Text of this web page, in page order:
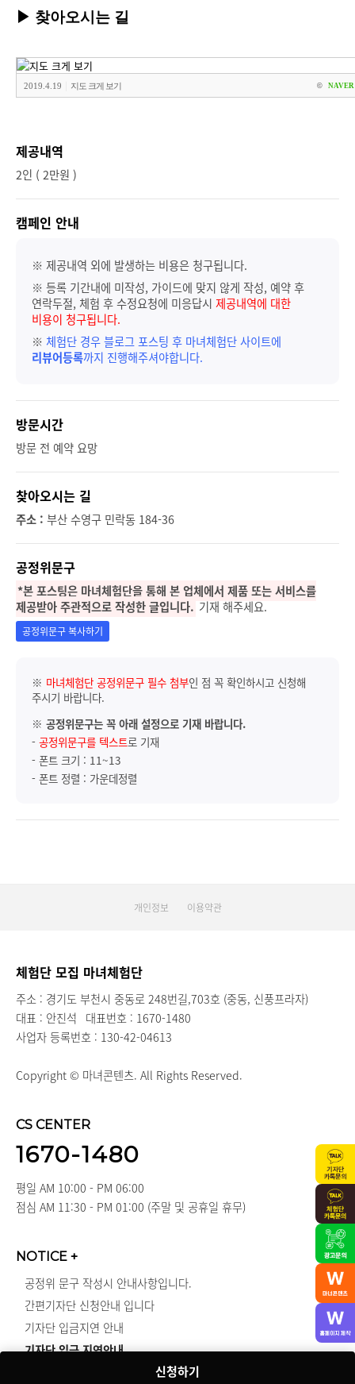
신청하기
▶ 찾아오시는 길
2019.4.19 지도 크게 보기 ©
제공내역
2인 ( 2만원 )
캠페인 안내
※ 제공내역 외에 발생하는 비용은 청구됩니다.
※ 등록 기간내에 미작성, 가이드에 맞지 않게 작성, 예약 후
연락두절, 체험 후 수정요청에 미응답시 제공내역에 대한
비용이 청구됩니다.
※ 체험단 경우 블로그 포스팅 후 마녀체험단 사이트에
리뷰어등록까지 진행해주셔야합니다.
방문시간
방문 전 예약 요망
찾아오시는 길
주소 : 부산 수영구 민락동 184-36
공정위문구
*본 포스팅은 마녀체험단을 통해 본 업체에서 제품 또는 서비스를
제공받아 주관적으로 작성한 글입니다. 기재 해주세요.
공정위문구 복사하기
※ 마녀체험단 공정위문구 필수 첨부인 점 꼭 확인하시고 신청해
주시기 바랍니다.
※ 공정위문구는 꼭 아래 설정으로 기재 바랍니다.
- 공정위문구를 텍스트로 기재
- 폰트 크기 : 11~13
- 폰트 정렬 : 가운데정렬
개인정보 이용약관
체험단 모집 마녀체험단
주소 : 경기도 부천시 중동로 248번길,703호 (중동, 신풍프라자)
대표 : 안진석 대표번호 : 1670-1480
사업자 등록번호 : 130-42-04613
Copyright © 마녀콘텐츠. All Rights Reserved.
CS CENTER
1670-1480
평일 AM 10:00 - PM 06:00
점심 AM 11:30 - PM 01:00 (주말 및 공휴일 휴무)
NOTICE +
공정위 문구 작성시 안내사항입니다.
간편기자단 신청안내 입니다
기자단 입금지연 안내
기자단 입금 지연안내